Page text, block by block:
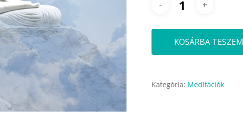
KOSÁRBA TESZEM
Kategória: Meditációk